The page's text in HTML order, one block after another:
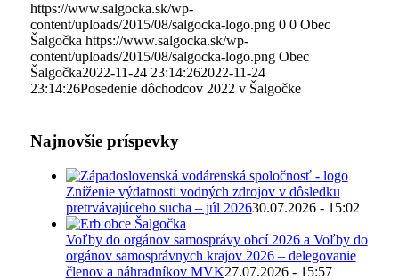
https://www.salgocka.sk/wp-
content/uploads/2015/08/salgocka-logo.png 0 0 Obec
Šalgočka https://www.salgocka.sk/wp-
content/uploads/2015/08/salgocka-logo.png Obec
Šalgočka2022-11-24 23:14:262022-11-24
23:14:26Posedenie dôchodcov 2022 v Šalgočke
Najnovšie príspevky
Zníženie výdatnosti vodných zdrojov v dôsledku
pretrvávajúceho sucha – júl 202630.07.2026 - 15:02
Voľby do orgánov samosprávy obcí 2026 a Voľby do
orgánov samosprávnych krajov 2026 – delegovanie
členov a náhradníkov MVK27.07.2026 - 15:57